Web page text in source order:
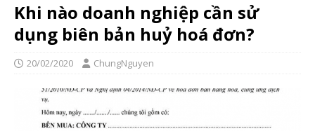
Khi nào doanh nghiệp cần sử
dụng biên bản huỷ hoá đơn?
20/02/2020 ChungNguyen